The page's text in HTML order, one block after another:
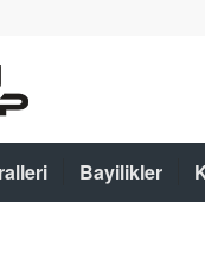
Bayilikler